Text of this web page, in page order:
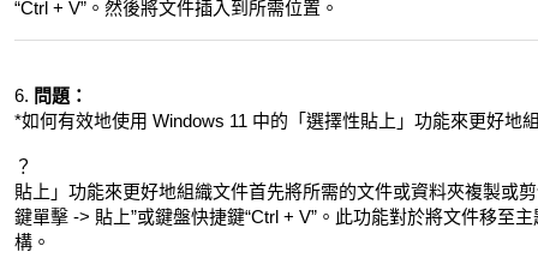
“Ctrl + V”。然後將文件插入到所需位置。
6. 問題：
*如何有效地使用 Windows 11 中的「選擇性貼上」功能來更好地
？
貼上」功能來更好地組織文件首先將所需的文件或資料夾複製或
鍵單擊 -> 貼上”或鍵盤快捷鍵“Ctrl + V”。此功能對於將文件移至
構。